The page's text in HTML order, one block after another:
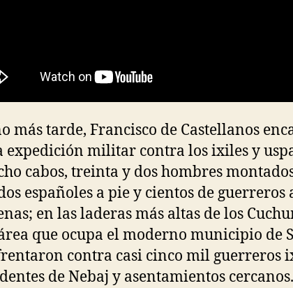
más tarde, Francisco de Castellanos
expedición militar contra los ixiles y
cabos, treinta y dos hombres
españoles a pie y cientos de guerreros
en las laderas más altas de los
que ocupa el moderno municipio de
contra casi cinco mil guerreros
de Nebaj y asentamientos